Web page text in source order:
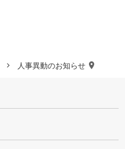
人事異動のお知らせ